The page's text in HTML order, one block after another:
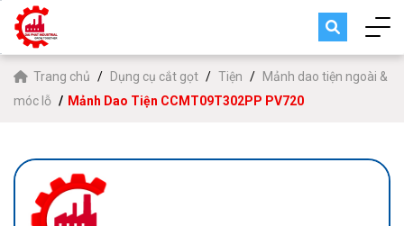
Trang chủ Dụng cụ cắt gọt Tiện
Mảnh dao tiện ngoài &
móc lỗ
Mảnh Dao Tiện CCMT09T302PP PV720